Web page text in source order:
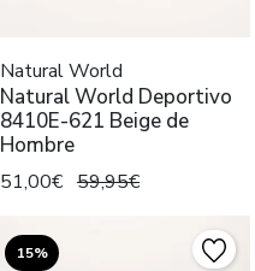
Natural World
Natural World Deportivo
8410E-621 Beige de
Hombre
51,00€ 59,95€
15%